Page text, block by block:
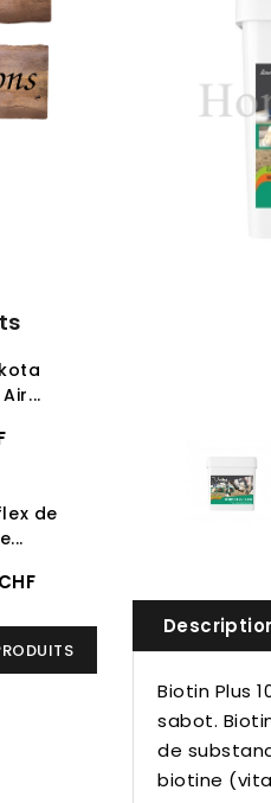
de
Biotin Plus
sabot.
de
biotine